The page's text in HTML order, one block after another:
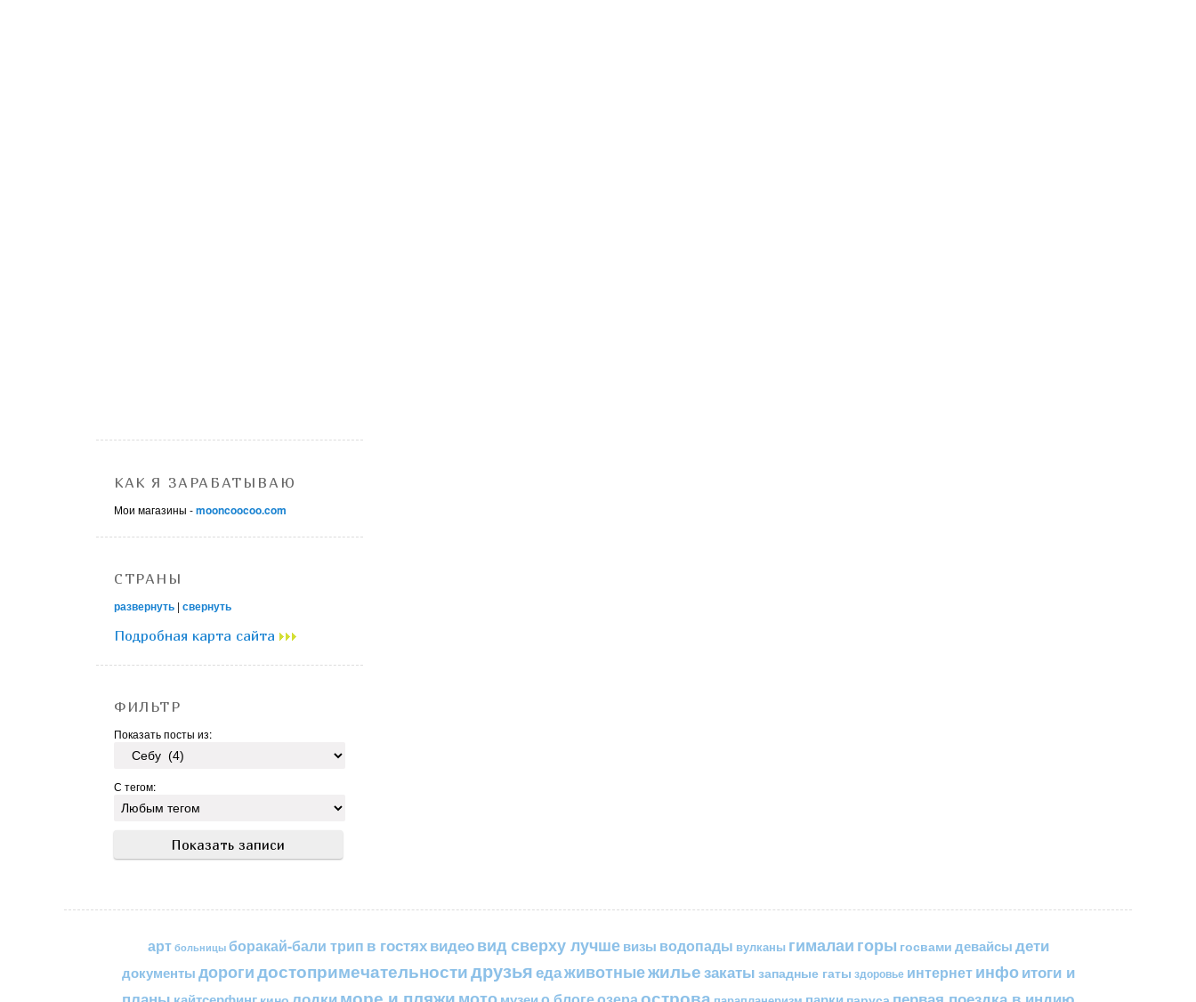
КАК Я ЗАРАБАТЫВАЮ
Мои магазины -mooncoocoo.com
СТРАНЫ
развернуть | свернуть
Подробная карта сайта
ФИЛЬТР
Показать посты из:
С тегом:
арт больницы боракай-бали трип в гостяхвидеовид сверху лучше визы водопады вулканы гималаи горы госвами девайсы дети
документыдорогидостопримечательностидрузьяедаживотныежильезакаты западные гаты здоровье интернетинфоитоги и